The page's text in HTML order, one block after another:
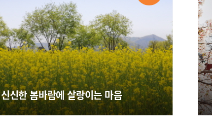
신신한 봄바람에 살랑이는 마음